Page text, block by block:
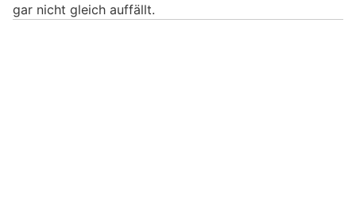
gar nicht gleich auffällt.